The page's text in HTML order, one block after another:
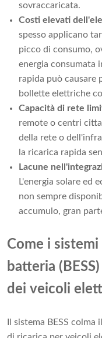
sovraccaricata.
Costi elevati
spesso applicano
picco di consumo,
energia consumata
rapida può causare
bollette elettriche
Capacità di rete
remote o centri
della rete o
la ricarica rapida
Lacune
L'energia solare ed
non sempre
accumulo, gran
Come i
batteria
dei veicoli
Il sistema BESS